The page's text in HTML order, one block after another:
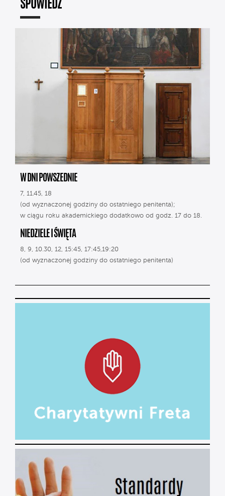
SPOWIEDŹ
W DNI POWSZEDNIE
7, 11.45, 18
(od wyznaczonej godziny do ostatniego penitenta);
w ciągu roku akademickiego dodatkowo od godz. 17 do 18.
NIEDZIELE I ŚWIĘTA
8, 9, 10.30, 12, 15:45, 17:45,19:20
(od wyznaczonej godziny do ostatniego penitenta)